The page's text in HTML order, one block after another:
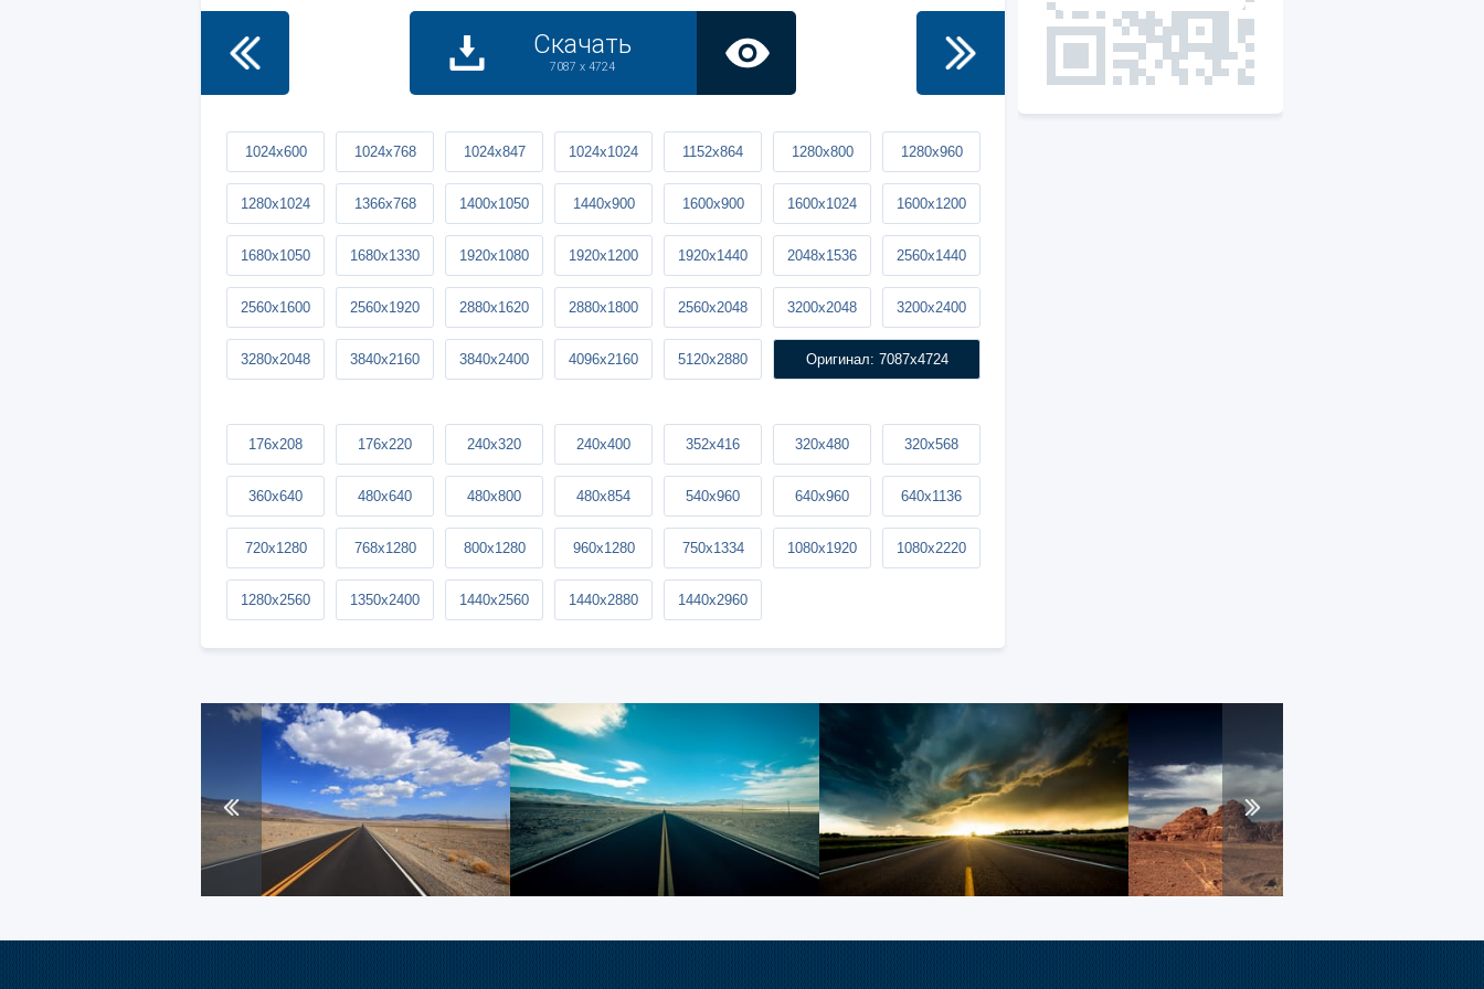
Скачать
7087 x 4724
1024x600 1024x768 1024x847 1024x1024 1152x864 1280x800 1280x960
1280x1024 1366x768 1400x1050 1440x900 1600x900 1600x1024 1600x1200
1680x1050 1680x1330 1920x1080 1920x1200 1920x1440 2048x1536 2560x1440
2560x1600 2560x1920 2880x1620 2880x1800 2560x2048 3200x2048 3200x2400
3280x2048 3840x2160 3840x2400 4096x2160 5120x2880 Оригинал: 7087x4724
176x208 176x220 240x320 240x400 352x416 320x480 320x568
360x640 480x640 480x800 480x854 540x960 640x960 640x1136
720x1280 768x1280 800x1280 960x1280 750x1334 1080x1920 1080x2220
1280x2560 1350x2400 1440x2560 1440x2880 1440x2960